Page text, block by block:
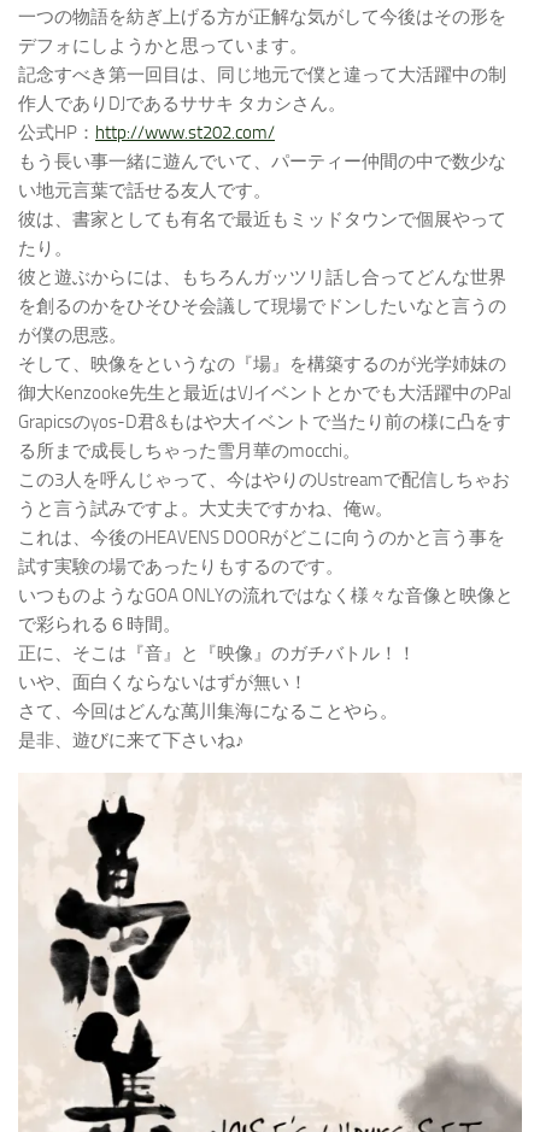
一つの物語を紡ぎ上げる方が正解な気がして今後はその形を
デフォにしようかと思っています。
記念すべき第一回目は、同じ地元で僕と違って大活躍中の制
作人でありDJであるササキ タカシさん。
公式HP： http://www.st202.com/
もう長い事一緒に遊んでいて、パーティー仲間の中で数少な
い地元言葉で話せる友人です。
彼は、書家としても有名で最近もミッドタウンで個展やって
たり。
彼と遊ぶからには、もちろんガッツリ話し合ってどんな世界
を創るのかをひそひそ会議して現場でドンしたいなと言うの
が僕の思惑。
そして、映像をというなの『場』を構築するのが光学姉妹の
御大Kenzooke先生と最近はVJイベントとかでも大活躍中のPal
Grapicsのyos-D君&もはや大イベントで当たり前の様に凸をす
る所まで成長しちゃった雪月華のmocchi。
この3人を呼んじゃって、今はやりのUstreamで配信しちゃお
うと言う試みですよ。大丈夫ですかね、俺w。
これは、今後のHEAVENS DOORがどこに向うのかと言う事を
試す実験の場であったりもするのです。
いつものようなGOA ONLYの流れではなく様々な音像と映像と
で彩られる６時間。
正に、そこは『音』と『映像』のガチバトル！！
いや、面白くならないはずが無い！
さて、今回はどんな萬川集海になることやら。
是非、遊びに来て下さいね♪